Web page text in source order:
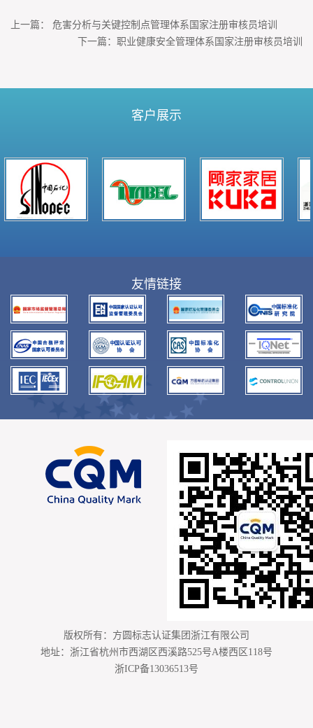
上一篇： 危害分析与关键控制点管理体系国家注册审核员培训
下一篇： 职业健康安全管理体系国家注册审核员培训
客户展示
友情链接
版权所有：方圆标志认证集团浙江有限公司
地址：浙江省杭州市西湖区西溪路525号A楼西区118号
浙ICP备13036513号